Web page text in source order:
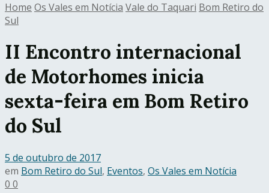
Home Os Vales em Notícia Vale do Taquari Bom Retiro do
Sul
II Encontro internacional
de Motorhomes inicia
sexta-feira em Bom Retiro
do Sul
5 de outubro de 2017
em Bom Retiro do Sul, Eventos, Os Vales em Notícia
0 0